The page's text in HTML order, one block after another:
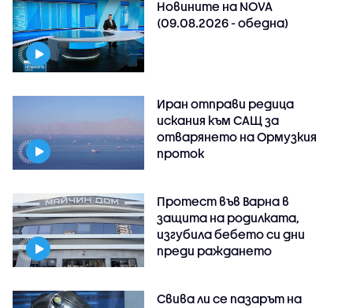
Новините на NOVA
(09.08.2026 - обедна)
Иран отправи редица
искания към САЩ за
отварянето на Ормузкия
проток
Протест във Варна в
защита на родилката,
изгубила бебето си дни
преди раждането
Свива ли се пазарът на